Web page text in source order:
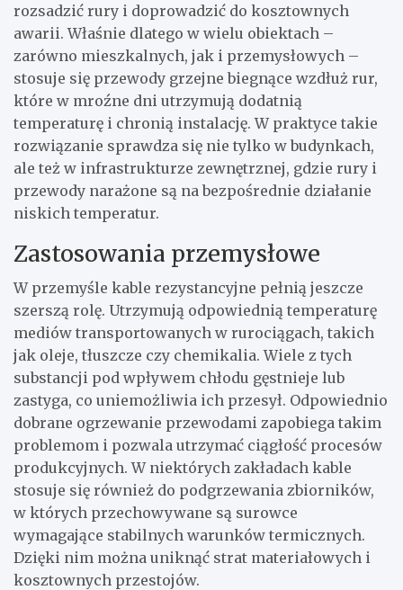
rozsadzić rury i doprowadzić do kosztownych
awarii. Właśnie dlatego w wielu obiektach –
zarówno mieszkalnych, jak i przemysłowych –
stosuje się przewody grzejne biegnące wzdłuż rur,
które w mroźne dni utrzymują dodatnią
temperaturę i chronią instalację. W praktyce takie
rozwiązanie sprawdza się nie tylko w budynkach,
ale też w infrastrukturze zewnętrznej, gdzie rury i
przewody narażone są na bezpośrednie działanie
niskich temperatur.
Zastosowania przemysłowe
W przemyśle kable rezystancyjne pełnią jeszcze
szerszą rolę. Utrzymują odpowiednią temperaturę
mediów transportowanych w rurociągach, takich
jak oleje, tłuszcze czy chemikalia. Wiele z tych
substancji pod wpływem chłodu gęstnieje lub
zastyga, co uniemożliwia ich przesył. Odpowiednio
dobrane ogrzewanie przewodami zapobiega takim
problemom i pozwala utrzymać ciągłość procesów
produkcyjnych. W niektórych zakładach kable
stosuje się również do podgrzewania zbiorników,
w których przechowywane są surowce
wymagające stabilnych warunków termicznych.
Dzięki nim można uniknąć strat materiałowych i
kosztownych przestojów.